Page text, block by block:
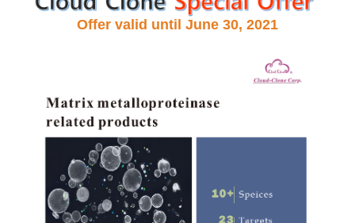
Offer valid until June 30, 2021